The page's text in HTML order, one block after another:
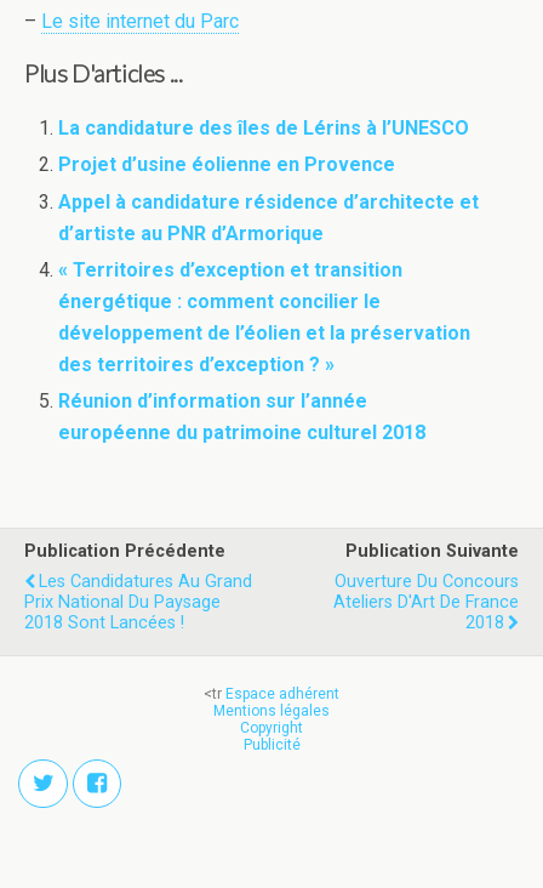
– Le site internet du Parc
Plus D'articles ...
La candidature des îles de Lérins à l’UNESCO
Projet d’usine éolienne en Provence
Appel à candidature résidence d’architecte et
d’artiste au PNR d’Armorique
« Territoires d’exception et transition
énergétique : comment concilier le
développement de l’éolien et la préservation
des territoires d’exception ? »
Réunion d’information sur l’année
européenne du patrimoine culturel 2018
Publication Précédente
Les Candidatures Au Grand
Prix National Du Paysage
2018 Sont Lancées !
Publication Suivante
Ouverture Du Concours
Ateliers D'Art De France
2018
<tr Espace adhérent
Mentions légales
Copyright
Publicité